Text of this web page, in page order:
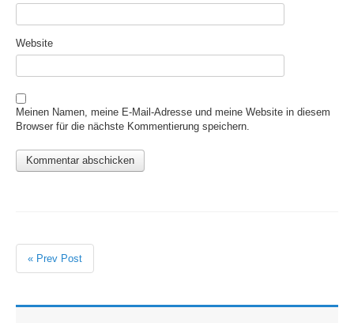
Website
Meinen Namen, meine E-Mail-Adresse und meine Website in diesem
Browser für die nächste Kommentierung speichern.
« Prev Post